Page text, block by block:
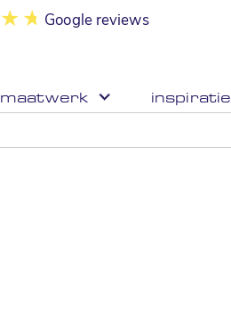
Google reviews
maatwerk inspiratie